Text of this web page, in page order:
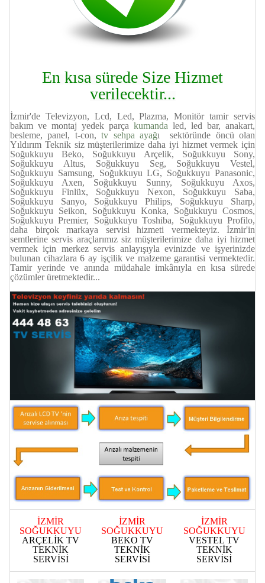
En kısa sürede Size Hizmet
verilecektir...
İzmir'de Televizyon, Lcd, Led, Plazma, Monitör tamir servis
bakım ve montaj yedek parça kumanda led, led bar, anakart,
besleme, panel, t-con,tv sehpa ayağı sektöründe öncü olan
Yıldırım Teknik siz müşterilerimize daha iyi hizmet vermek için
Soğukkuyu Beko, Soğukkuyu Arçelik, Soğukkuyu Sony,
Soğukkuyu Altus, Soğukkuyu Seg, Soğukkuyu Vestel,
Soğukkuyu Samsung, Soğukkuyu LG, Soğukkuyu Panasonic,
Soğukkuyu Axen, Soğukkuyu Sunny, Soğukkuyu Axos,
Soğukkuyu Finlüx, Soğukkuyu Nexon, Soğukkuyu Saba,
Soğukkuyu Sanyo, Soğukkuyu Philips, Soğukkuyu Sharp,
Soğukkuyu Seikon, Soğukkuyu Konka, Soğukkuyu Cosmos,
Soğukkuyu Premier, Soğukkuyu Toshiba, Soğukkuyu Profilo,
daha birçok markaya servisi hizmeti vermekteyiz. İzmir'in
semtlerine servis araçlarımız siz müşterilerimize daha iyi hizmet
vermek için merkez servis anlayışıyla evinizde ve işyerinizde
bulunan cihazlara 6 ay işçilik ve malzeme garantisi vermektedir.
Tamir yerinde ve anında müdahale imkânıyla en kısa sürede
çözümler üretmektedir...
İZMİR
SOĞUKKUYU
ARÇELİK TV
TEKNİK
SERVİSİ
İZMİR
SOĞUKKUYU
BEKO TV
TEKNİK
SERVİSİ
İZMİR
SOĞUKKUYU
VESTEL TV
TEKNİK
SERVİSİ